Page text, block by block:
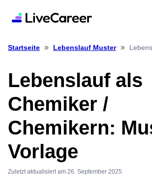
Startseite » Lebenslauf Muster »
Lebenslauf als
Chemiker /
Chemikern:
Vorlage
Zuletzt aktualisiert am 26. September 2025